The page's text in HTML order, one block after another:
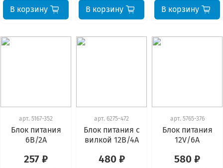
В корзину
В корзину
В корзину
арт. 5167-352
Блок питания
6В/2А
257 ₽
арт. 6275-472
Блок питания с
вилкой 12В/4А
480 ₽
арт. 5765-376
Блок питания
12V/6А
580 ₽